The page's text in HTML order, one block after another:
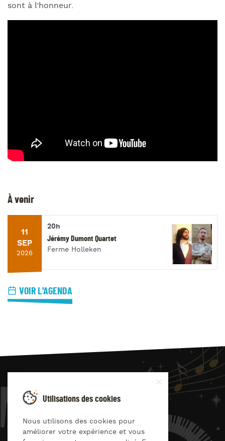
sont à l’honneur.
À venir
11
SEP
2026
20h
Jérémy Dumont Quartet
Ferme Holleken
VOIR L'AGENDA
JAZZ4
Utilisations des cookies
Nous utilisons des cookies pour
améliorer votre expérience et vous